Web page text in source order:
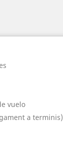
vuelo
a terminis)